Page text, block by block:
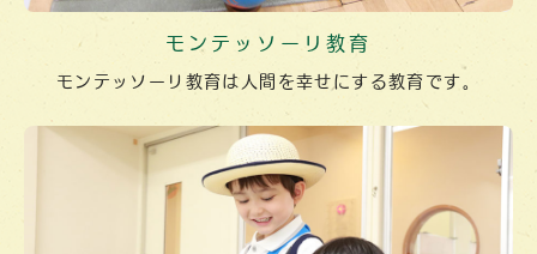
モンテッソーリ教育
モンテッソーリ教育は人間を幸せにする教育です。